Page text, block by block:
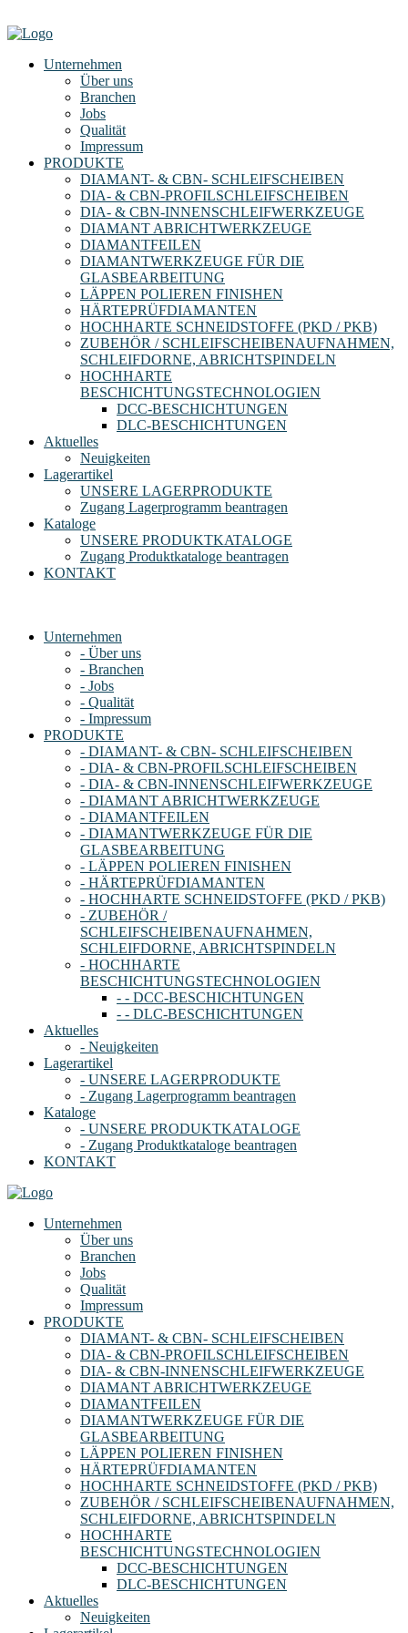
Unternehmen
Über uns
Branchen
Jobs
Qualität
Impressum
PRODUKTE
DIAMANT- & CBN- SCHLEIFSCHEIBEN
DIA- & CBN-PROFILSCHLEIFSCHEIBEN
DIA- & CBN-INNENSCHLEIFWERKZEUGE
DIAMANT ABRICHTWERKZEUGE
DIAMANTFEILEN
DIAMANTWERKZEUGE FÜR DIE
GLASBEARBEITUNG
LÄPPEN POLIEREN FINISHEN
HÄRTEPRÜFDIAMANTEN
HOCHHARTE SCHNEIDSTOFFE (PKD / PKB)
ZUBEHÖR / SCHLEIFSCHEIBENAUFNAHMEN,
SCHLEIFDORNE, ABRICHTSPINDELN
HOCHHARTE
BESCHICHTUNGSTECHNOLOGIEN
DCC-BESCHICHTUNGEN
DLC-BESCHICHTUNGEN
Aktuelles
Neuigkeiten
Lagerartikel
UNSERE LAGERPRODUKTE
Zugang Lagerprogramm beantragen
Kataloge
UNSERE PRODUKTKATALOGE
Zugang Produktkataloge beantragen
KONTAKT
Unternehmen
- Über uns
- Branchen
- Jobs
- Qualität
- Impressum
PRODUKTE
- DIAMANT- & CBN- SCHLEIFSCHEIBEN
- DIA- & CBN-PROFILSCHLEIFSCHEIBEN
- DIA- & CBN-INNENSCHLEIFWERKZEUGE
- DIAMANT ABRICHTWERKZEUGE
- DIAMANTFEILEN
- DIAMANTWERKZEUGE FÜR DIE
GLASBEARBEITUNG
- LÄPPEN POLIEREN FINISHEN
- HÄRTEPRÜFDIAMANTEN
- HOCHHARTE SCHNEIDSTOFFE (PKD / PKB)
- ZUBEHÖR /
SCHLEIFSCHEIBENAUFNAHMEN,
SCHLEIFDORNE, ABRICHTSPINDELN
- HOCHHARTE
BESCHICHTUNGSTECHNOLOGIEN
- - DCC-BESCHICHTUNGEN
- - DLC-BESCHICHTUNGEN
Aktuelles
- Neuigkeiten
Lagerartikel
- UNSERE LAGERPRODUKTE
- Zugang Lagerprogramm beantragen
Kataloge
- UNSERE PRODUKTKATALOGE
- Zugang Produktkataloge beantragen
KONTAKT
Unternehmen
Über uns
Branchen
Jobs
Qualität
Impressum
PRODUKTE
DIAMANT- & CBN- SCHLEIFSCHEIBEN
DIA- & CBN-PROFILSCHLEIFSCHEIBEN
DIA- & CBN-INNENSCHLEIFWERKZEUGE
DIAMANT ABRICHTWERKZEUGE
DIAMANTFEILEN
DIAMANTWERKZEUGE FÜR DIE
GLASBEARBEITUNG
LÄPPEN POLIEREN FINISHEN
HÄRTEPRÜFDIAMANTEN
HOCHHARTE SCHNEIDSTOFFE (PKD / PKB)
ZUBEHÖR / SCHLEIFSCHEIBENAUFNAHMEN,
SCHLEIFDORNE, ABRICHTSPINDELN
HOCHHARTE
BESCHICHTUNGSTECHNOLOGIEN
DCC-BESCHICHTUNGEN
DLC-BESCHICHTUNGEN
Aktuelles
Neuigkeiten